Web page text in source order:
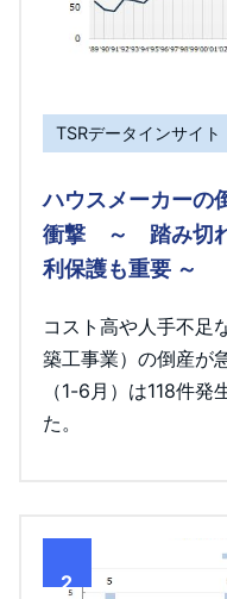
TSRデータインサイト
ハウスメーカーの
衝撃 ～ 踏み切れ
利保護も重要 ～
コスト高や人手不足
築工事業）の倒産が
（1-6月）は118件
た。
2